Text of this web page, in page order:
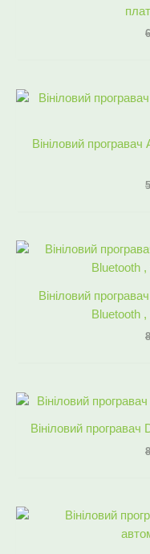
Вініловий
Вініловий
Bluetooth
Вініловий